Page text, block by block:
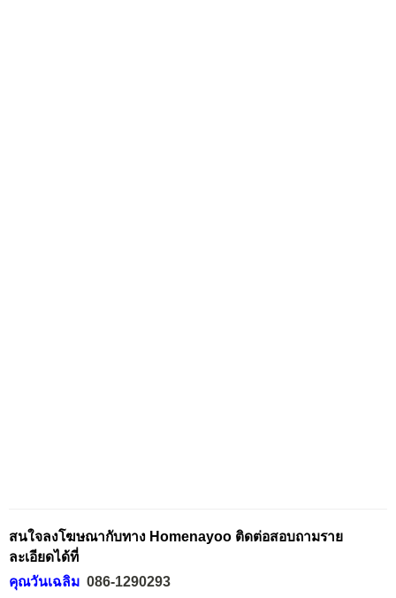
สนใจลงโฆษณากับทาง Homenayoo ติดต่อสอบถามราย
ละเอียดได้ที่
คุณวันเฉลิม 086-1290293